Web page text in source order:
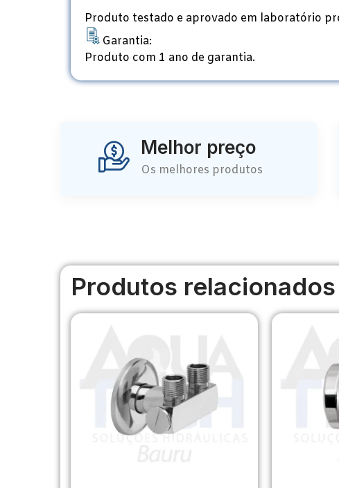
Produto testado e aprovado em laboratório
Garantia:
Produto com 1 ano de garantia.
Melhor preço
Os melhores produtos
Produtos relacionados